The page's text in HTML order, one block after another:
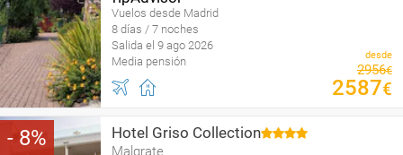
Vuelos desde Madrid
8 días / 7 noches
Salida el 9 ago 2026
Media pensión
desde
2956€
2587€
8 Hotel Griso Collection
Malgrate